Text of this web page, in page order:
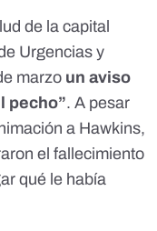
de la capital
Urgencias y
marzo un aviso
pecho”. A pesar
a Hawkins,
el fallecimiento
qué le había